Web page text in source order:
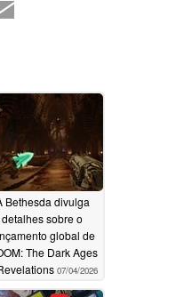
Bethesda divulga
detalhes sobre o
global de
The Dark Ages
07/04/2026